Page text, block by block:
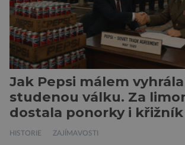
Jak Pepsi málem vyhrála
studenou válku. Za
dostala ponorky i křižník
HISTORIE ZAJÍMAVOSTI